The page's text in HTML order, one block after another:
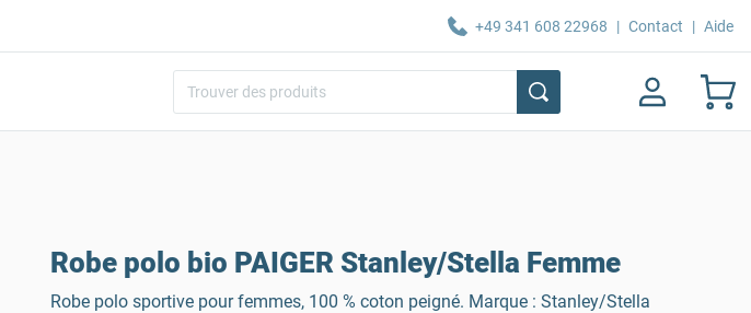
+49 341 608 22968 | Contact | Aide
Robe polo bio PAIGER Stanley/Stella Femme
Robe polo sportive pour femmes, 100 % coton peigné. Marque : Stanley/Stella